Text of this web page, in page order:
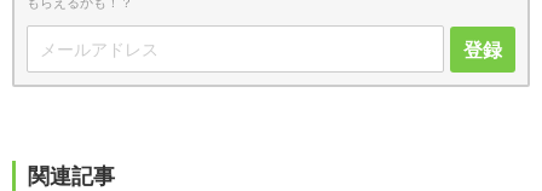
登録
関連記事